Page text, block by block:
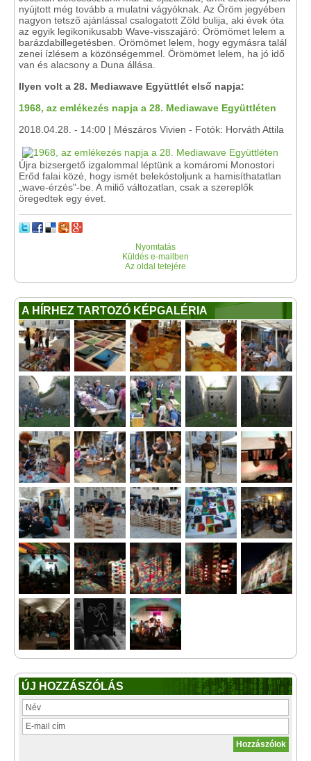
nyújtott még tovább a mulatni vágyóknak. Az Öröm jegyében
nagyon tetsző ajánlással csalogatott Zöld bulija, aki évek óta
az egyik legikonikusabb Wave-visszajáró: Örömömet lelem a
barázdabillegetésben. Örömömet lelem, hogy egymásra talál
zenei ízlésem a közönségemmel. Örömömet lelem, ha jó idő
van és alacsony a Duna állása.
Ilyen volt a 28. Mediawave Együttlét első napja:
1968, az emlékezés napja a 28. Mediawave Együttléten
2018.04.28. - 14:00 | Mészáros Vivien - Fotók: Horváth Attila
Újra bizsergető izgalommal léptünk a komáromi Monostori
Erőd falai közé, hogy ismét belekóstoljunk a hamisíthatatlan
„wave-érzés"-be. A miliő változatlan, csak a szereplők
öregedtek egy évet.
Nyomtatás
Küldés e-mailben
Az oldal tetejére
A HÍRHEZ TARTOZÓ KÉPGALÉRIA
ÚJ HOZZÁSZÓLÁS